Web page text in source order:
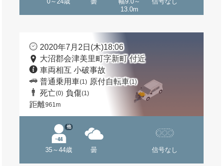
13.0m
2020年7月2日(木)18:06
大沼郡会津美里町字新町 付近
車両相互 小破事故
普通乗用車(1) 原付自転車(1)
死亡(0) 負傷(1)
距離961m
35～44歳
他
曇 信号なし